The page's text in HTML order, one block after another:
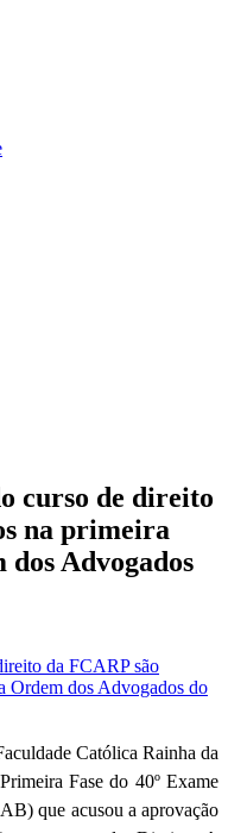
curso de direito
na primeira
dos Advogados
Católica Rainha da
Fase do 40º Exame
que acusou a aprovação